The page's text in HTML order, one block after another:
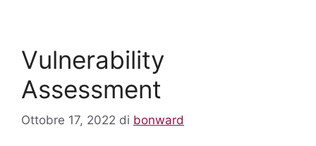
Vulnerability
Assessment
Ottobre 17, 2022 di bonward